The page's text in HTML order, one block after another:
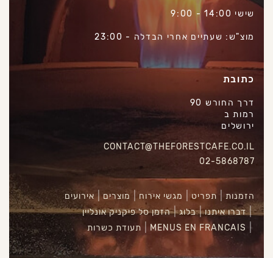
הזמנות תפריט מגשי אירוח מוצרים
אירועים
דברו איתנו
בלוג
הזמן סל פיקניק אונליין
MENUS EN FRANCAIS
תעודת כשרות
שישי 14:00 - 9:00
מוצ"ש: שעתיים אחרי הבדלה - 23:00
כתובת
דרך החורש 90
רמות ב
ירושלים
CONTACT@THEFORESTCAFE.CO.IL
02-5868787